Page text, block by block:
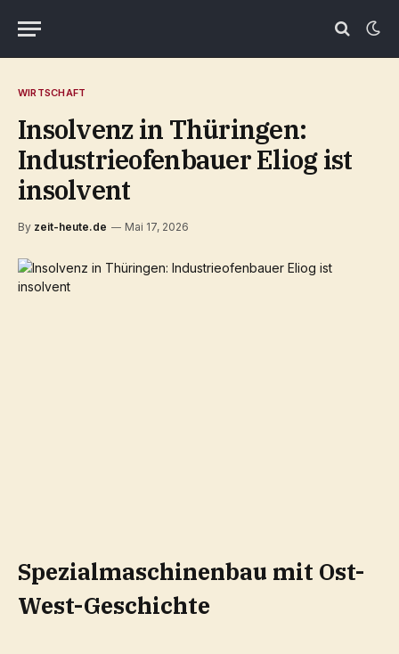
WIRTSCHAFT
Insolvenz in Thüringen:
Industrieofenbauer Eliog ist
insolvent
By zeit-heute.de Mai 17, 2026
Spezialmaschinenbau mit Ost-
West-Geschichte